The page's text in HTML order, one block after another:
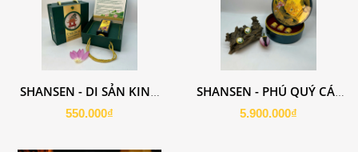
SHANSEN - DI SẢN KINH
KỲ
550.000₫
SHANSEN - PHÚ QUÝ CÁT
TƯỜNG
5.900.000₫